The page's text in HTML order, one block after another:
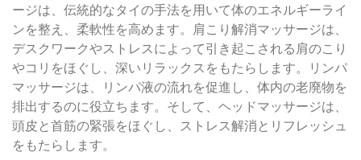
ージは、伝統的なタイの手法を用いて体のエネルギーライ
ンを整え、柔軟性を高めます。肩こり解消マッサージは、
デスクワークやストレスによって引き起こされる肩のこり
やコリをほぐし、深いリラックスをもたらします。リンパ
マッサージは、リンパ液の流れを促進し、体内の老廃物を
排出するのに役立ちます。そして、ヘッドマッサージは、
頭皮と首筋の緊張をほぐし、ストレス解消とリフレッシュ
をもたらします。